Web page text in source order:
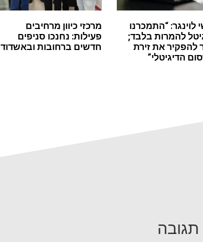
לוינגר: “התמכרנו
להמרות בלבד;
להפקיר את זירת
הדיגיטלי”
מרכזי כיוון מרחיבים
פעילות: נחנכו סניפים
חדשים ברחובות ובאשדוד